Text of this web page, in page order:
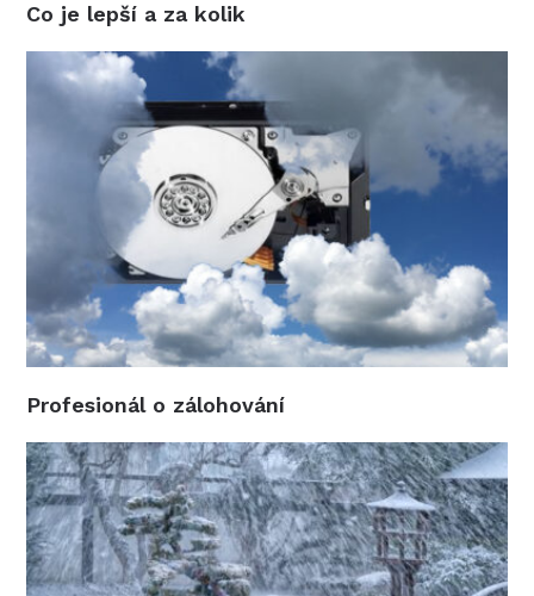
Co je lepší a za kolik
Profesionál o zálohování